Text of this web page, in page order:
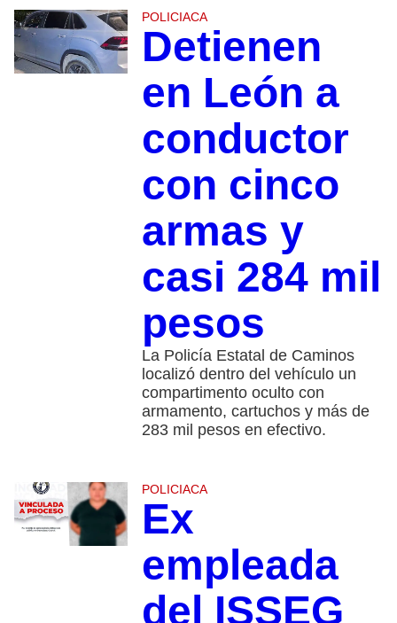
POLICIACA
Detienen
en León a
conductor
con cinco
armas y
casi 284 mil
pesos
La Policía Estatal de Caminos
localizó dentro del vehículo un
compartimento oculto con
armamento, cartuchos y más de
283 mil pesos en efectivo.
POLICIACA
Ex
empleada
del ISSEG